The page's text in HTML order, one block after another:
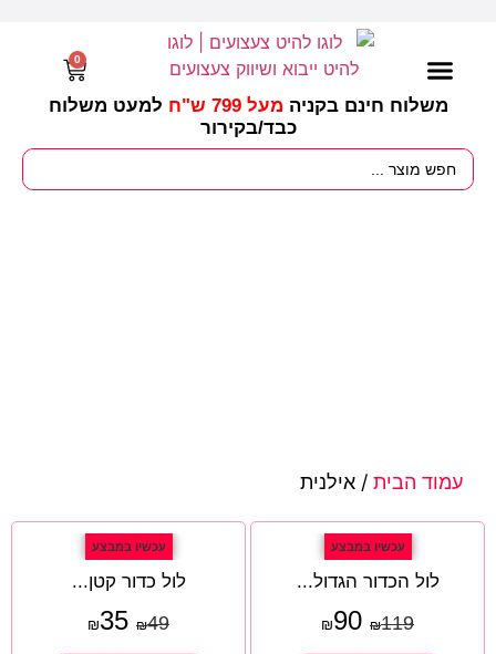
משלוח חינם בקניה מעל 799 ש"ח
למעט משלוח
כבד/בקירור
0
עמוד הבית / אילנית
עכשיו במבצע
לול הכדור הגדול...
₪119
₪90
עכשיו במבצע
לול כדור קטן...
₪49
₪35